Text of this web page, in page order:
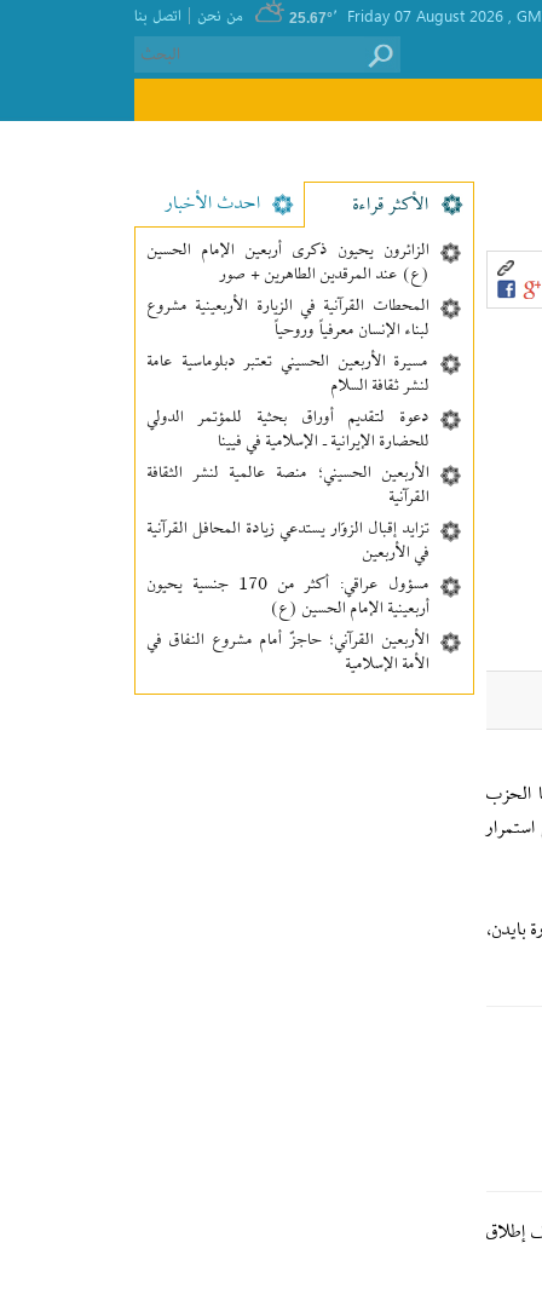
اتصل بنا | من نحن 25.67°
الحزب
بايدن،
إطلاق
الأکثر قراءة احدث الأخبار
الزائرون يحيون ذكرى أربعين الإمام الحسين
(ع) عند المرقدين الطاهرين + صور
المحطات القرآنية في الزيارة الأربعينية مشروع
لبناء الإنسان معرفیاً وروحياً
مسيرة الأربعين الحسيني تعتبر دبلوماسية عامة
لنشر ثقافة السلام
دعوة لتقديم أوراق بحثية للمؤتمر الدولي
للحضارة الإيرانية ـ الإسلامية في فيينا
الأربعين الحسيني؛ منصة عالمية لنشر الثقافة
القرآنية
تزايد إقبال الزوّار يستدعي زيادة المحافل القرآنية
في الأربعين
مسؤول عراقي: أكثر من 170 جنسية يحيون
أربعينية الإمام الحسين (ع)
الأربعين القرآني؛ حاجزٌ أمام مشروع النفاق في
الأمة الإسلامية